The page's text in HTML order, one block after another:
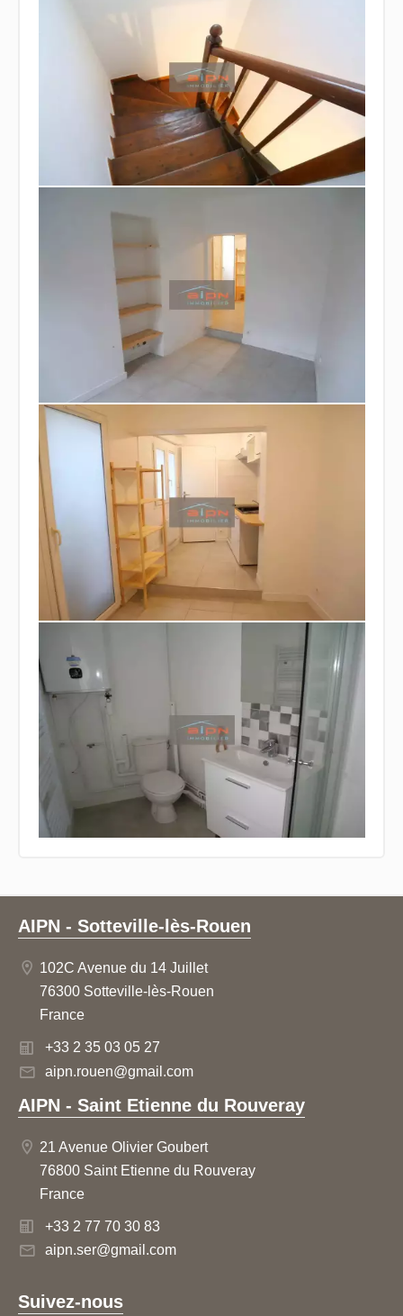
AIPN - Sotteville-lès-Rouen
102C Avenue du 14 Juillet
76300 Sotteville-lès-Rouen
France
+33 2 35 03 05 27
aipn.rouen@gmail.com
AIPN - Saint Etienne du Rouveray
21 Avenue Olivier Goubert
76800 Saint Etienne du Rouveray
France
+33 2 77 70 30 83
aipn.ser@gmail.com
Suivez-nous